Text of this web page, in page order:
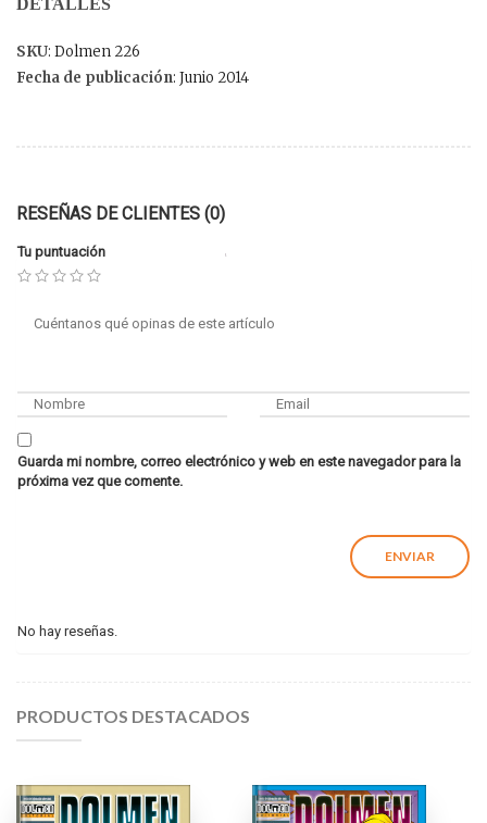
DETALLES
SKU: Dolmen 226
Fecha de publicación: Junio 2014
RESEÑAS DE CLIENTES (0)
Tu puntuación
Guarda mi nombre, correo electrónico y web en este navegador para la
próxima vez que comente.
No hay reseñas.
PRODUCTOS DESTACADOS